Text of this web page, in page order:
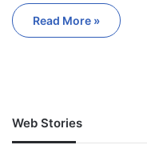
Read More »
Web Stories
जम्मू-कश्मीर में बारिश से
अपडेट